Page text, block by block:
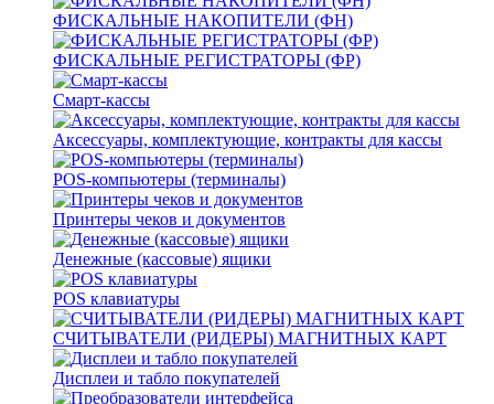
ФИСКАЛЬНЫЕ НАКОПИТЕЛИ (ФН)
ФИСКАЛЬНЫЕ РЕГИСТРАТОРЫ (ФР)
Смарт-кассы
Аксессуары, комплектующие, контракты для кассы
POS-компьютеры (терминалы)
Принтеры чеков и документов
Денежные (кассовые) ящики
POS клавиатуры
СЧИТЫВАТЕЛИ (РИДЕРЫ) МАГНИТНЫХ КАРТ
Дисплеи и табло покупателей